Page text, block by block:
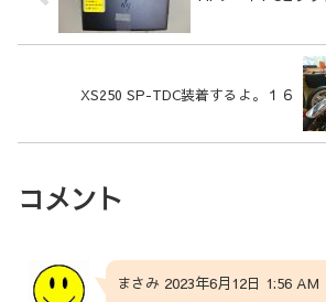
XS250 SP-TDC装着するよ。１６
コメント
まさみ 2023年6月12日 1:56 AM